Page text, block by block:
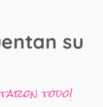
su
todo!